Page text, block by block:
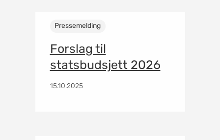
Pressemelding
Forslag til
statsbudsjett 2026
15.10.2025